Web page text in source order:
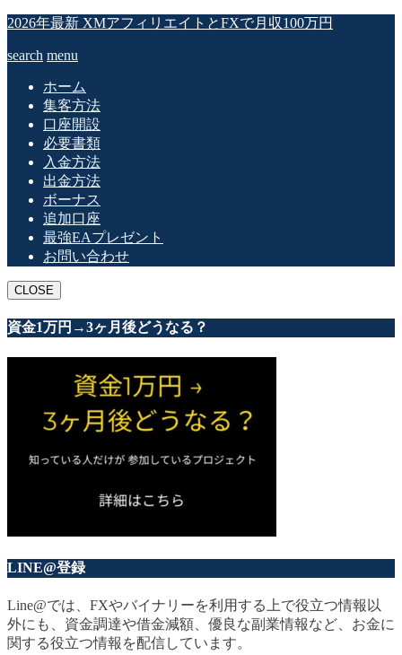
2026年最新 XMアフィリエイトとFXで月収100万円
search menu
ホーム
集客方法
口座開設
必要書類
入金方法
出金方法
ボーナス
追加口座
最強EAプレゼント
お問い合わせ
CLOSE
資金1万円→3ヶ月後どうなる？
LINE@登録
Line@では、FXやバイナリーを利用する上で役立つ情報以
外にも、資金調達や借金減額、優良な副業情報など、お金に
関する役立つ情報を配信しています。